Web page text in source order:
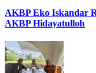
AKBP Eko Iskandar
AKBP Hidayatulloh